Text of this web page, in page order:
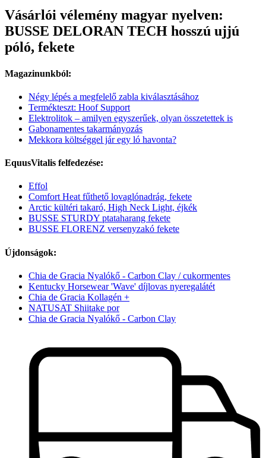
Vásárlói vélemény magyar nyelven:
BUSSE DELORAN TECH hosszú ujjú
póló, fekete
Magazinunkból:
Négy lépés a megfelelő zabla kiválasztásához
Termékteszt: Hoof Support
Elektrolitok – amilyen egyszerűek, olyan összetettek is
Gabonamentes takarmányozás
Mekkora költséggel jár egy ló havonta?
EquusVitalis felfedezése:
Effol
Comfort Heat fűthető lovaglónadrág, fekete
Arctic kültéri takaró, High Neck Light, éjkék
BUSSE STURDY ptataharang fekete
BUSSE FLORENZ versenyzakó fekete
Újdonságok:
Chia de Gracia Nyalókő - Carbon Clay / cukormentes
Kentucky Horsewear 'Wave' díjlovas nyeregalátét
Chia de Gracia Kollagén +
NATUSAT Shiitake por
Chia de Gracia Nyalókő - Carbon Clay